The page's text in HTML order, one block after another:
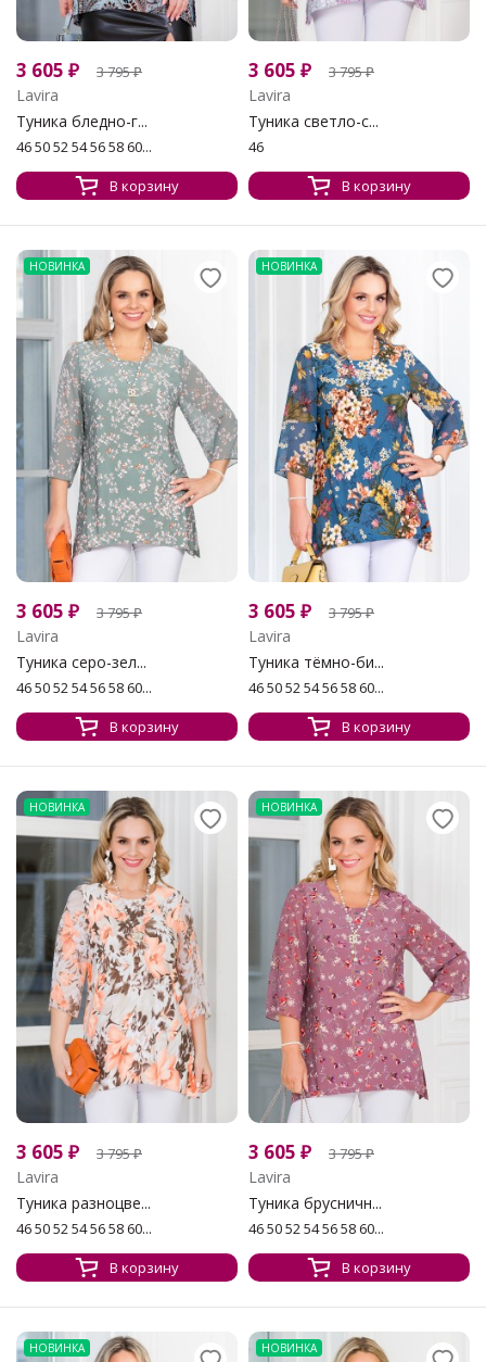
3 605 ₽ 3 795₽
Lavira
Туника бледно-г...
46 50 52 54 56 58 60...
В корзину
3 605 ₽ 3 795₽
Lavira
Туника светло-с...
46
В корзину
НОВИНКА
3 605 ₽ 3 795₽
Lavira
Туника серо-зел...
46 50 52 54 56 58 60...
В корзину
НОВИНКА
3 605 ₽ 3 795₽
Lavira
Туника тёмно-би...
46 50 52 54 56 58 60...
В корзину
НОВИНКА
3 605 ₽ 3 795₽
Lavira
Туника разноцве...
46 50 52 54 56 58 60...
В корзину
НОВИНКА
3 605 ₽ 3 795₽
Lavira
Туника брусничн...
46 50 52 54 56 58 60...
В корзину
НОВИНКА НОВИНКА